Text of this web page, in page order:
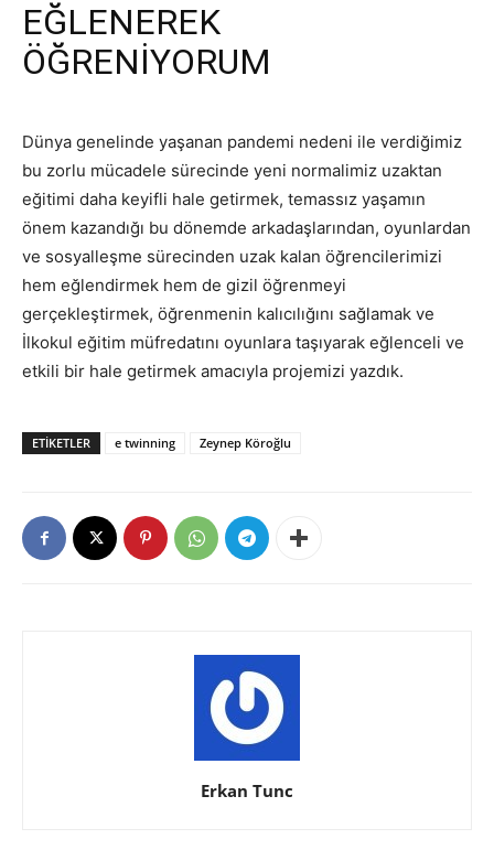
EĞLENEREK
ÖĞRENİYORUM
Dünya genelinde yaşanan pandemi nedeni ile verdiğimiz
bu zorlu mücadele sürecinde yeni normalimiz uzaktan
eğitimi daha keyifli hale getirmek, temassız yaşamın
önem kazandığı bu dönemde arkadaşlarından, oyunlardan
ve sosyalleşme sürecinden uzak kalan öğrencilerimizi
hem eğlendirmek hem de gizil öğrenmeyi
gerçekleştirmek, öğrenmenin kalıcılığını sağlamak ve
İlkokul eğitim müfredatını oyunlara taşıyarak eğlenceli ve
etkili bir hale getirmek amacıyla projemizi yazdık.
ETIKETLER e twinning Zeynep Köroğlu
Erkan Tunc